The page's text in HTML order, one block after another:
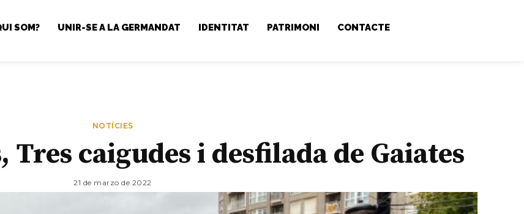
SOM? UNIR-SE A LA GERMANDAT IDENTITAT PATRIMONI CONTACTE
NOTÍCIES
Tres caigudes i desfilada de Gaiates
21 de marzo de 2022